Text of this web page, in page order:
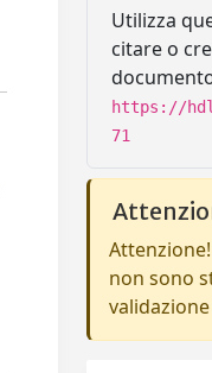
Utilizza
citare o
https://
71
non sono